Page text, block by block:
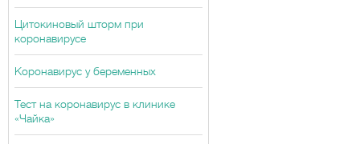
Цитокиновый шторм при
коронавирусе
Коронавирус у беременных
Тест на коронавирус в клинике
«Чайка»